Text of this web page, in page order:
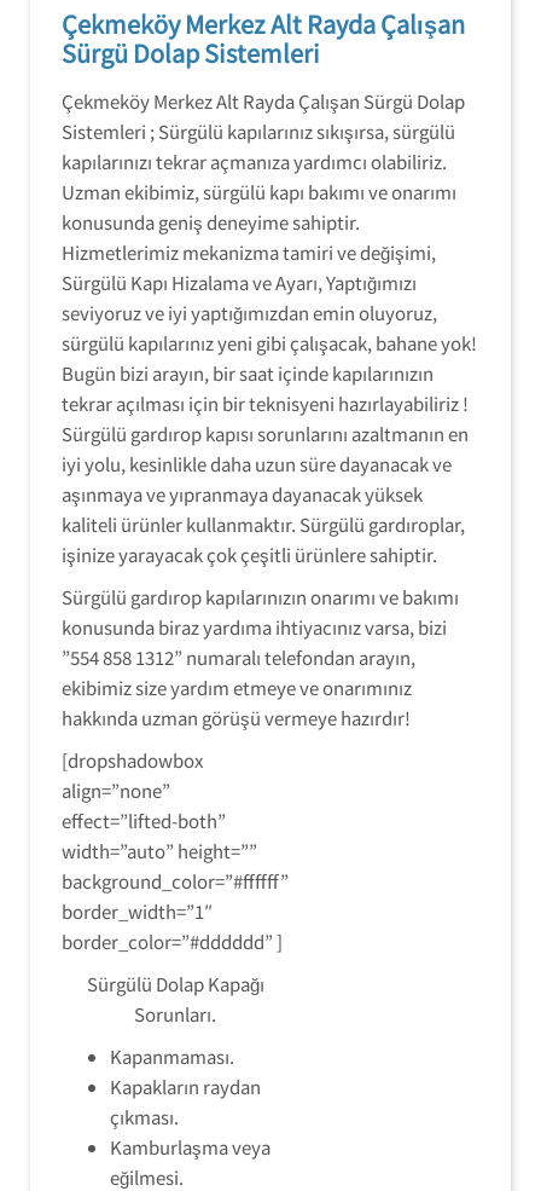
Çekmeköy Merkez Alt Rayda Çalışan
Sürgü Dolap Sistemleri
Çekmeköy Merkez Alt Rayda Çalışan Sürgü Dolap
Sistemleri ; Sürgülü kapılarınız sıkışırsa, sürgülü
kapılarınızı tekrar açmanıza yardımcı olabiliriz.
Uzman ekibimiz, sürgülü kapı bakımı ve onarımı
konusunda geniş deneyime sahiptir.
Hizmetlerimiz mekanizma tamiri ve değişimi,
Sürgülü Kapı Hizalama ve Ayarı, Yaptığımızı
seviyoruz ve iyi yaptığımızdan emin oluyoruz,
sürgülü kapılarınız yeni gibi çalışacak, bahane yok!
Bugün bizi arayın, bir saat içinde kapılarınızın
tekrar açılması için bir teknisyeni hazırlayabiliriz !
Sürgülü gardırop kapısı sorunlarını azaltmanın en
iyi yolu, kesinlikle daha uzun süre dayanacak ve
aşınmaya ve yıpranmaya dayanacak yüksek
kaliteli ürünler kullanmaktır. Sürgülü gardıroplar,
işinize yarayacak çok çeşitli ürünlere sahiptir.
Sürgülü gardırop kapılarınızın onarımı ve bakımı
konusunda biraz yardıma ihtiyacınız varsa, bizi
”554 858 1312” numaralı telefondan arayın,
ekibimiz size yardım etmeye ve onarımınız
hakkında uzman görüşü vermeye hazırdır!
[dropshadowbox
align=”none”
effect=”lifted-both”
width=”auto” height=””
background_color=”#ffffff”
border_width=”1″
border_color=”#dddddd” ]
Sürgülü Dolap Kapağı
Sorunları.
Kapanmaması.
Kapakların raydan
çıkması.
Kamburlaşma veya
eğilmesi.